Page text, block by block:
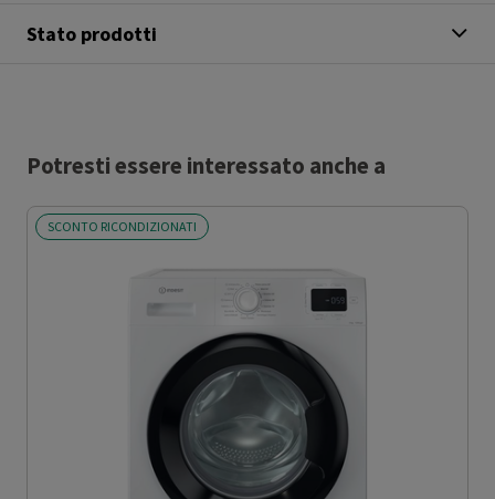
Stato prodotti
Potresti essere interessato anche a
SCONTO RICONDIZIONATI